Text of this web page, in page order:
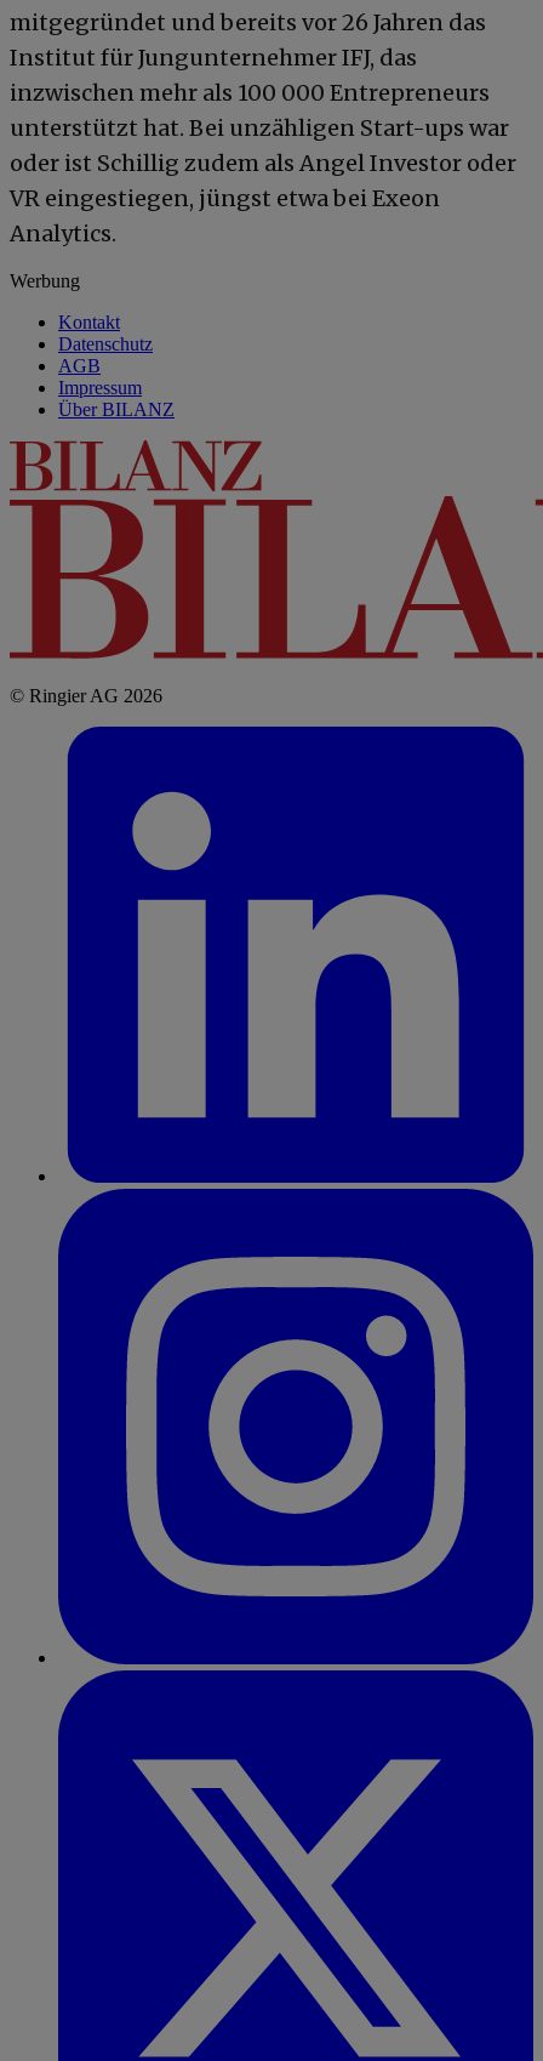
mitgegründet und bereits vor 26 Jahren das
Institut für Jungunternehmer IFJ, das
inzwischen mehr als 100 000 Entrepreneurs
unterstützt hat. Bei unzähligen Start-ups war
oder ist Schillig zudem als Angel Investor oder
VR eingestiegen, jüngst etwa bei Exeon
Analytics.
Werbung
Kontakt
Datenschutz
AGB
Impressum
Über BILANZ
© Ringier AG 2026